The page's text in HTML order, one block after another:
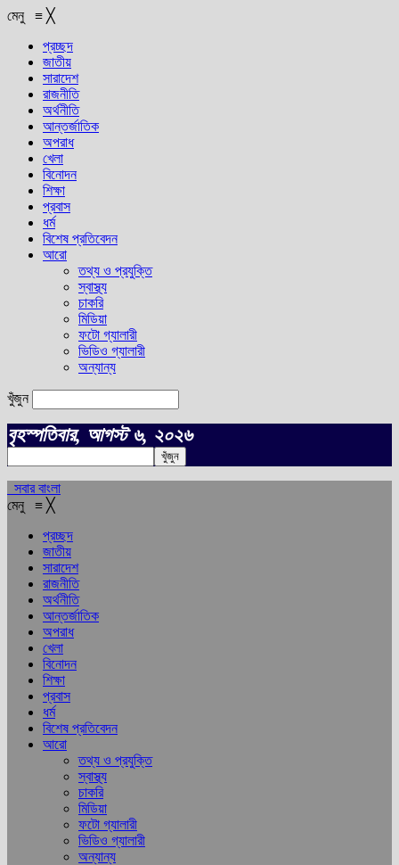
মেনু ≡ ╳
প্রচ্ছদ
জাতীয়
সারাদেশ
রাজনীতি
অর্থনীতি
আন্তর্জাতিক
অপরাধ
খেলা
বিনোদন
শিক্ষা
প্রবাস
ধর্ম
বিশেষ প্রতিবেদন
আরো
তথ্য ও প্রযুক্তি
স্বাস্থ্য
চাকরি
মিডিয়া
ফটো গ্যালারী
ভিডিও গ্যালারী
অন্যান্য
খুঁজুন
বৃহস্পতিবার, আগস্ট ৬, ২০২৬
সবার বাংলা
মেনু ≡ ╳
প্রচ্ছদ
জাতীয়
সারাদেশ
রাজনীতি
অর্থনীতি
আন্তর্জাতিক
অপরাধ
খেলা
বিনোদন
শিক্ষা
প্রবাস
ধর্ম
বিশেষ প্রতিবেদন
আরো
তথ্য ও প্রযুক্তি
স্বাস্থ্য
চাকরি
মিডিয়া
ফটো গ্যালারী
ভিডিও গ্যালারী
অন্যান্য